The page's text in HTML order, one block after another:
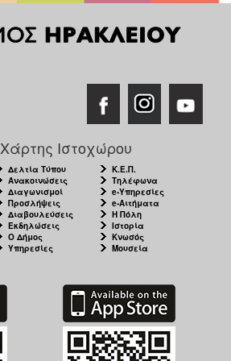
Χάρτης Ιστοχώρου
Δελτία Τύπου
Ανακοινώσεις
Διαγωνισμοί
Προσλήψεις
Διαβουλεύσεις
Εκδηλώσεις
Ο Δήμος
Υπηρεσίες
Κ.Ε.Π.
Τηλέφωνα
e-Υπηρεσίες
e-Αιτήματα
Η Πόλη
Ιστορία
Κνωσός
Μουσεία